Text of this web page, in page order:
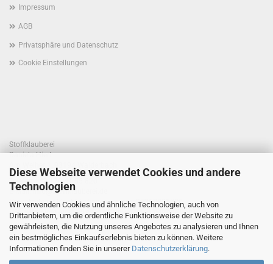
Diese Webseite verwendet Cookies und andere
Technologien
Wir verwenden Cookies und ähnliche Technologien, auch von
Drittanbietern, um die ordentliche Funktionsweise der Website zu
gewährleisten, die Nutzung unseres Angebotes zu analysieren und Ihnen
ein bestmögliches Einkaufserlebnis bieten zu können. Weitere
Informationen finden Sie in unserer Datenschutzerklärung.
Impressum
AGB
Privatsphäre und Datenschutz
Cookie Einstellungen
Stoffklauberei
Daniela Hierl
Telefon +49 170 41 55 820
E-Mail: info@stoffklauberei.de
Umsatzsteuer-Identifikationsnummer: DE360021786
USt. wird nicht ausgewiesen (Kleinunternehmerregelung)